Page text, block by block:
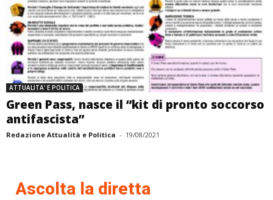
ATTUALITA' E POLITICA
Green Pass, nasce il “kit di pronto soccorso
antifascista”
Redazione Attualità e Politica - 19/08/2021
Ascolta la diretta